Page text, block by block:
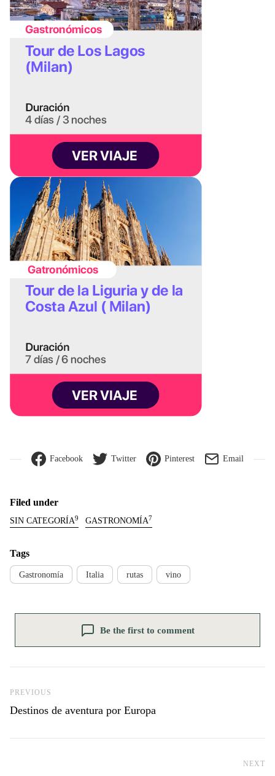
Facebook Twitter Pinterest Email
Filed under
SIN CATEGORÍA9 GASTRONOMÍA7
Tags
Gastronomía Italia rutas vino
Be the first to comment
Previous Post
PREVIOUS
Destinos de aventura por Europa
NEXT